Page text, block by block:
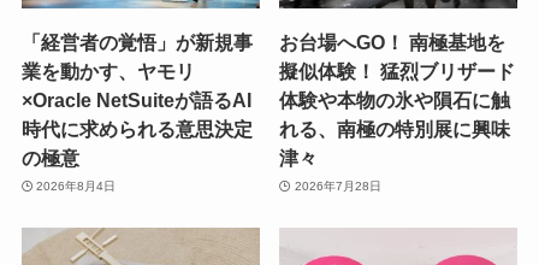
「経営者の覚悟」が新規事
業を動かす、ヤモリ
×Oracle NetSuiteが語るAI
時代に求められる意思決定
の極意
2026年8月4日
お台場へGO！ 南極基地を
擬似体験！ 猛烈ブリザード
体験や本物の氷や隕石に触
れる、南極の特別展に興味
津々
2026年7月28日